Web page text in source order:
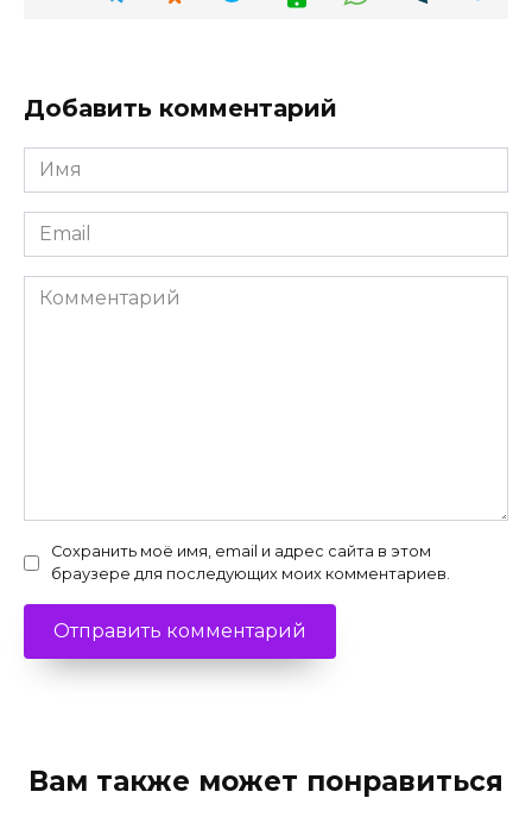
Добавить комментарий
Имя
*
Email
*
Комментарий
Сохранить моё имя, email и адрес сайта в этом
браузере для последующих моих комментариев.
Вам также может понравиться